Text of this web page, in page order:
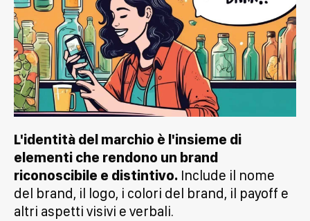
L'identità del marchio è l'insieme di
elementi che rendono un brand
riconoscibile e distintivo. Include il nome
del brand, il logo, i colori del brand, il payoff e
altri aspetti visivi e verbali.